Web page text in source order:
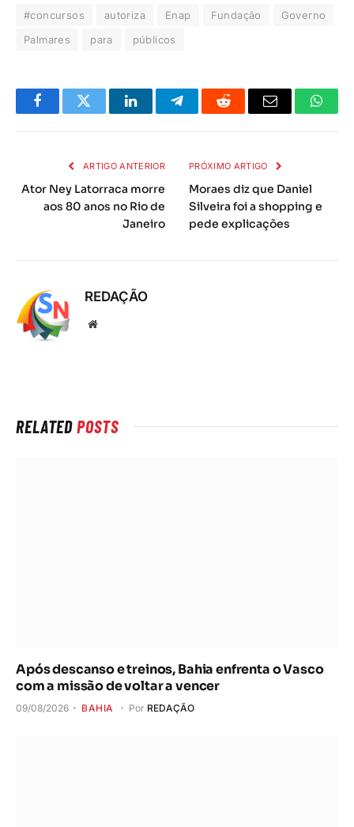
#concursos autoriza Enap Fundação
Governo
Palmares
para públicos
FacebookTwitter LinkedInTelegramaReddit
E-
ARTIGO ANTERIOR
Ator Ney Latorraca morre
aos 80 anos no Rio de
Janeiro
PRÓXIMO ARTIGO
Moraes diz que Daniel
Silveira foi a shopping e
pede explicações
REDAÇÃO
Local
RELATEDPOSTS
Após descanso e treinos, Bahia enfrenta o Vasco
com a missão de voltar a vencer
09/08/2026 BAHIA Por REDAÇÃO